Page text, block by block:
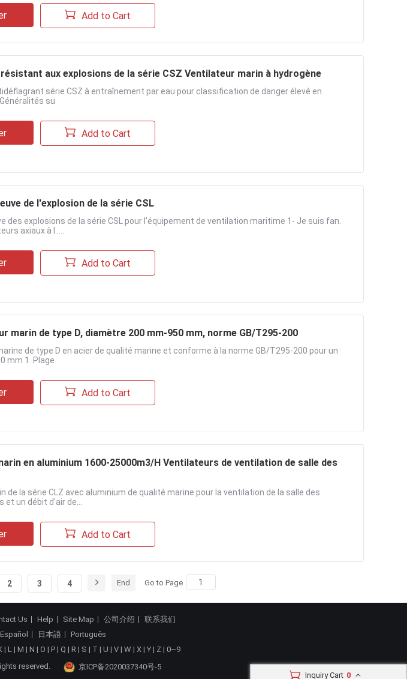
Add to Cart
aux explosions de la série CSZ Ventilateur marin à hydrogène
série CSZ à entraînement par eau pour classification de danger élevé en
su
Add to Cart
de l'explosion de la série CSL
des explosions de la série CSL pour l'équipement de ventilation maritime 1- Je suis fan.
axiaux à l.....
Add to Cart
marin de type D, diamètre 200 mm-950 mm, norme GB/T295-200
de type D en acier de qualité marine et conforme à la norme GB/T295-200 pour un
mm 1. Plage
Add to Cart
en aluminium 1600-25000m3/H Ventilateurs de ventilation de salle des
de la série CLZ avec aluminium de qualité marine pour la ventilation de la salle des
un débit d'air de...
Add to Cart
2 3 4 End Go to Page
Inquiry Cart 0
Us Help Site Map 公司介绍
联系我们
Español 日本語
Português
| L | M | N | O | P | Q | R | S | T | U | V | W | X | Y | Z | 0~9
reserved.
京ICP备2020037340号-5